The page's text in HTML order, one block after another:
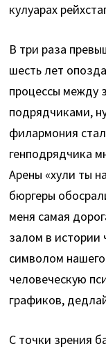
кулуарах
В три раза
шесть лет
процессы между
подрядчиками,
филармония
генподрядчика
Арены «хули ты
бюргеры
меня самая
залом в истории
символом
человеческую
графиков,
С точки зрения